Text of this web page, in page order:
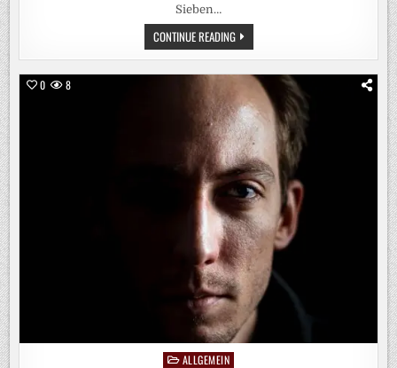
Sieben…
CONTINUE READING+++
ACHTUNG
SPERRFRIST
(PRINT,
RADIO
ONLINE):
18.00
UHR
+++
/
ARD-
DEUTSCHLANDTREND:
SIEBEN
VON
ZEHN
DEUTSCHEN
BEFÜRWORTEN
VERLÄNGERUNG
DER
GRENZKONTROLLEN
0 8
PostedALLGEMEIN